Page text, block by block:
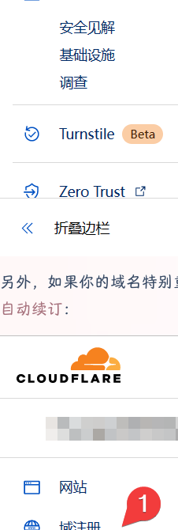
另外，如果你的域名特别
自动续订：